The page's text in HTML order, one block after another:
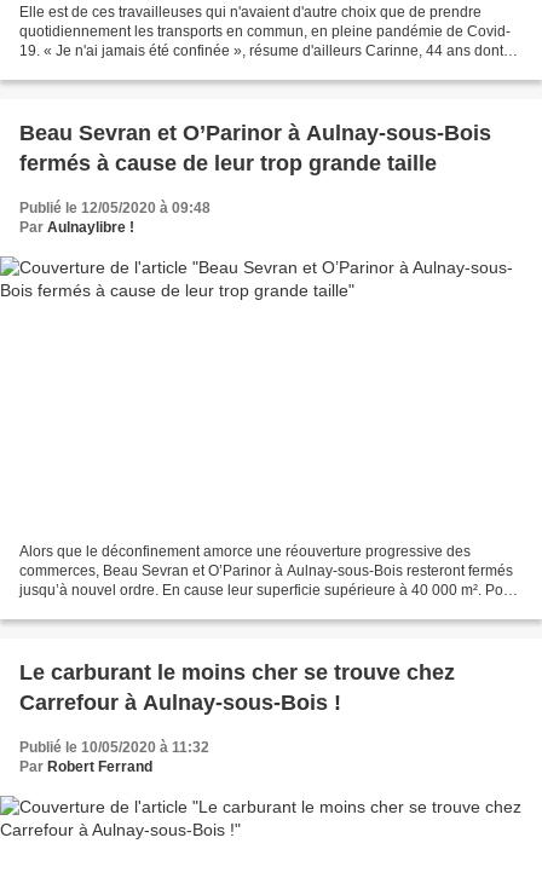
Elle est de ces travailleuses qui n'avaient d'autre choix que de prendre
quotidiennement les transports en commun, en pleine pandémie de Covid-
19. « Je n'ai jamais été confinée », résume d'ailleurs Carinne, 44 ans dont
Beau Sevran et O’Parinor à Aulnay-sous-Bois
fermés à cause de leur trop grande taille
Publié le 12/05/2020 à 09:48
Par Aulnaylibre !
Alors que le déconfinement amorce une réouverture progressive des
commerces, Beau Sevran et O’Parinor à Aulnay-sous-Bois resteront fermés
jusqu’à nouvel ordre. En cause leur superficie supérieure à 40 000 m². Pour
Le carburant le moins cher se trouve chez
Carrefour à Aulnay-sous-Bois !
Publié le 10/05/2020 à 11:32
Par Robert Ferrand